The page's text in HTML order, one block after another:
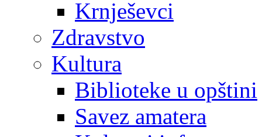
Krnješevci
Zdravstvo
Kultura
Biblioteke u opštini
Savez amatera